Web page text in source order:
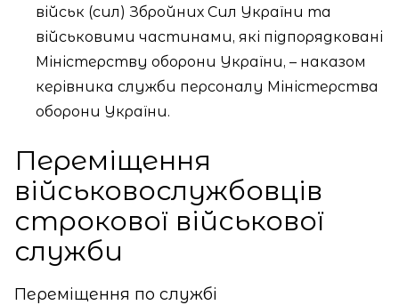
військ (сил) Збройних Сил України та
військовими частинами, які підпорядковані
Міністерству оборони України, – наказом
керівника служби персоналу Міністерства
оборони України.
Переміщення
військовослужбовців
строкової військової
служби
Переміщення по службі